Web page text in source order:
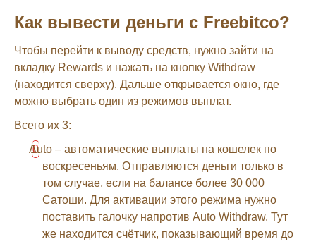
Как вывести деньги с Freebitco?
Чтобы перейти к выводу средств, нужно зайти на
вкладку Rewards и нажать на кнопку Withdraw
(находится сверху). Дальше открывается окно, где
можно выбрать один из режимов выплат.
Всего их 3:
Auto – автоматические выплаты на кошелек по
воскресеньям. Отправляются деньги только в
том случае, если на балансе более 30 000
Сатоши. Для активации этого режима нужно
поставить галочку напротив Auto Withdraw. Тут
же находится счётчик, показывающий время до